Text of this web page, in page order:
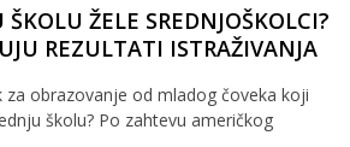
ŠKOLU ŽELE SREDNJOŠKOLCI?
REZULTATI ISTRAŽIVANJA
obrazovanje od mladog čoveka koji
školu? Po zahtevu američkog